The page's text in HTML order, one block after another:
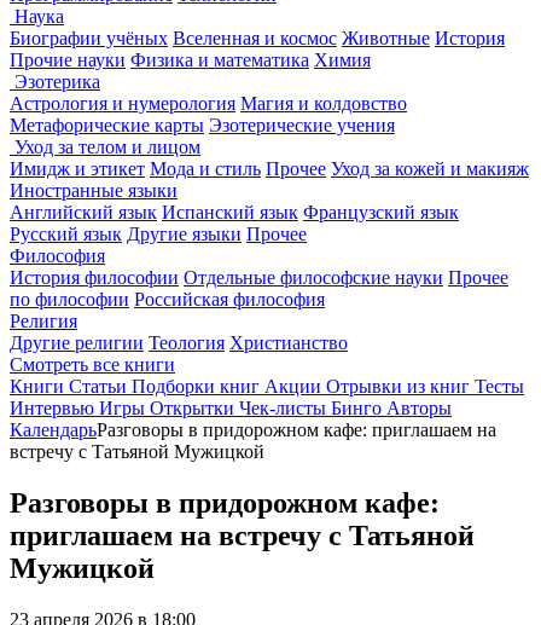
Наука
Биографии учёных Вселенная и космос Животные История
Прочие науки Физика и математика Химия
Эзотерика
Астрология и нумерология Магия и колдовство
Метафорические карты Эзотерические учения
Уход за телом и лицом
Имидж и этикет Мода и стиль Прочее Уход за кожей и макияж
Иностранные языки
Английский язык Испанский язык Французский язык
Русский язык Другие языки Прочее
Философия
История философии Отдельные философские науки Прочее
по философии Российская философия
Религия
Другие религии Теология Христианство
Смотреть все книги
Книги Статьи Подборки книг Акции Отрывки из книг Тесты
Интервью Игры Открытки Чек-листы Бинго Авторы
КалендарьРазговоры в придорожном кафе: приглашаем на
встречу с Татьяной Мужицкой
Разговоры в придорожном кафе:
приглашаем на встречу с Татьяной
Мужицкой
23 апреля 2026 в 18:00